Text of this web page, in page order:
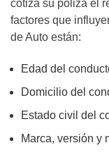
cotiza su póliza el
factores que
de Auto están:
Edad del
Domicilio del
Estado civil del
Marca, versión y